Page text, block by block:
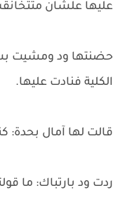
عليها علشان
حضنتها ود ومشيت
الكلية فنادت عليها.
قالت لها آمال
ردت ود بارتباك: ما